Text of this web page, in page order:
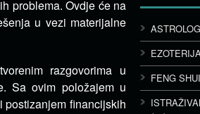
problema.Ovdje će na
u vezi materijalne
razgovorima u
Sa ovim položajem u
postizanjem financijskih
FENG SHUI